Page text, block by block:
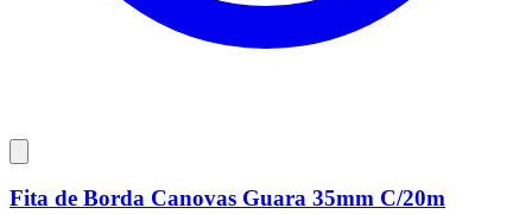
Fita de Borda Canovas Guara 35mm C/20m